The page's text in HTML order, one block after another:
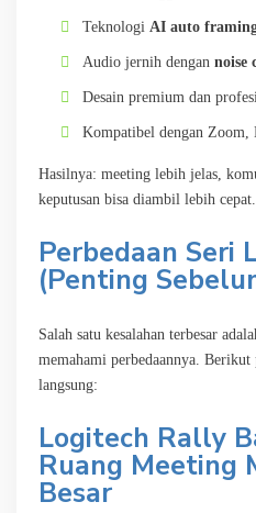
Teknologi AI auto
Audio jernih dengan noise
Desain premium dan
Kompatibel dengan Zoom,
Hasilnya: meeting lebih jelas,
keputusan bisa diambil lebih cepat.
Perbedaan Seri
(Penting
Salah satu kesalahan terbesar
memahami perbedaannya. Berikut
langsung:
Logitech Rally
Ruang Meeting
Besar